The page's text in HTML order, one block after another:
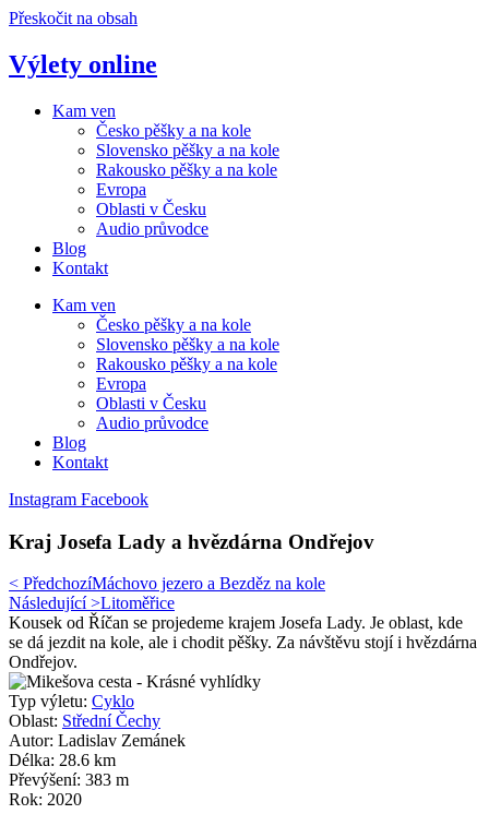
Přeskočit na obsah
Výlety online
Kam ven
Česko pěšky a na kole
Slovensko pěšky a na kole
Rakousko pěšky a na kole
Evropa
Oblasti v Česku
Audio průvodce
Blog
Kontakt
Kam ven
Česko pěšky a na kole
Slovensko pěšky a na kole
Rakousko pěšky a na kole
Evropa
Oblasti v Česku
Audio průvodce
Blog
Kontakt
Instagram Facebook
Kraj Josefa Lady a hvězdárna Ondřejov
< PředchozíMáchovo jezero a Bezděz na kole
Následující >Litoměřice
Kousek od Říčan se projedeme krajem Josefa Lady. Je oblast, kde
se dá jezdit na kole, ale i chodit pěšky. Za návštěvu stojí i hvězdárna
Ondřejov.
Typ výletu: Cyklo
Oblast: Střední Čechy
Autor: Ladislav Zemánek
Délka: 28.6 km
Převýšení: 383 m
Rok: 2020